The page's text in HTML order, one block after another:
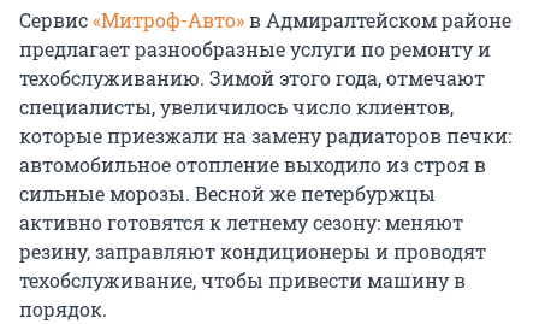
Сервис«Митроф-Авто»в Адмиралтейском районе
предлагает разнообразные услуги по ремонту и
техобслуживанию. Зимой этого года, отмечают
специалисты, увеличилось число клиентов,
которые приезжали на замену радиаторов печки:
автомобильное отопление выходило из строя в
сильные морозы. Весной же петербуржцы
активно готовятся к летнему сезону: меняют
резину, заправляют кондиционеры и проводят
техобслуживание, чтобы привести машину в
порядок.